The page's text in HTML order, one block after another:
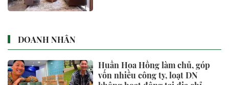
DOANH NHÂN
Huấn Hoa Hồng làm chủ, góp
vốn nhiều công ty, loạt DN